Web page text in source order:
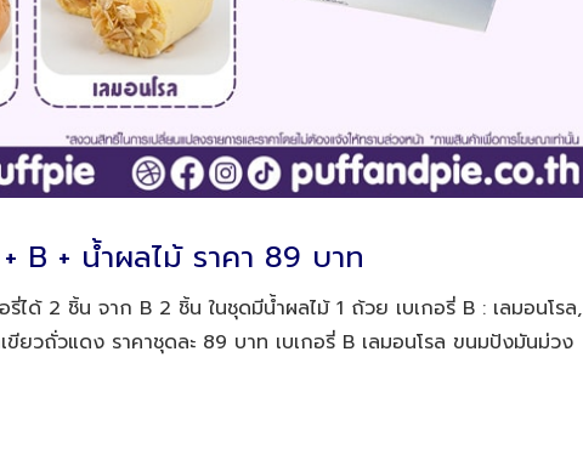
B + น้ำผลไม้ ราคา 89 บาท
ได้ 2 ชิ้น จาก B 2 ชิ้น ในชุดมีน้ำผลไม้ 1 ถ้วย เบเกอรี่ B : เลมอนโรล,
ยวถั่วแดง ราคาชุดละ 89 บาท เบเกอรี่ B เลมอนโรล ขนมปังมันม่วง